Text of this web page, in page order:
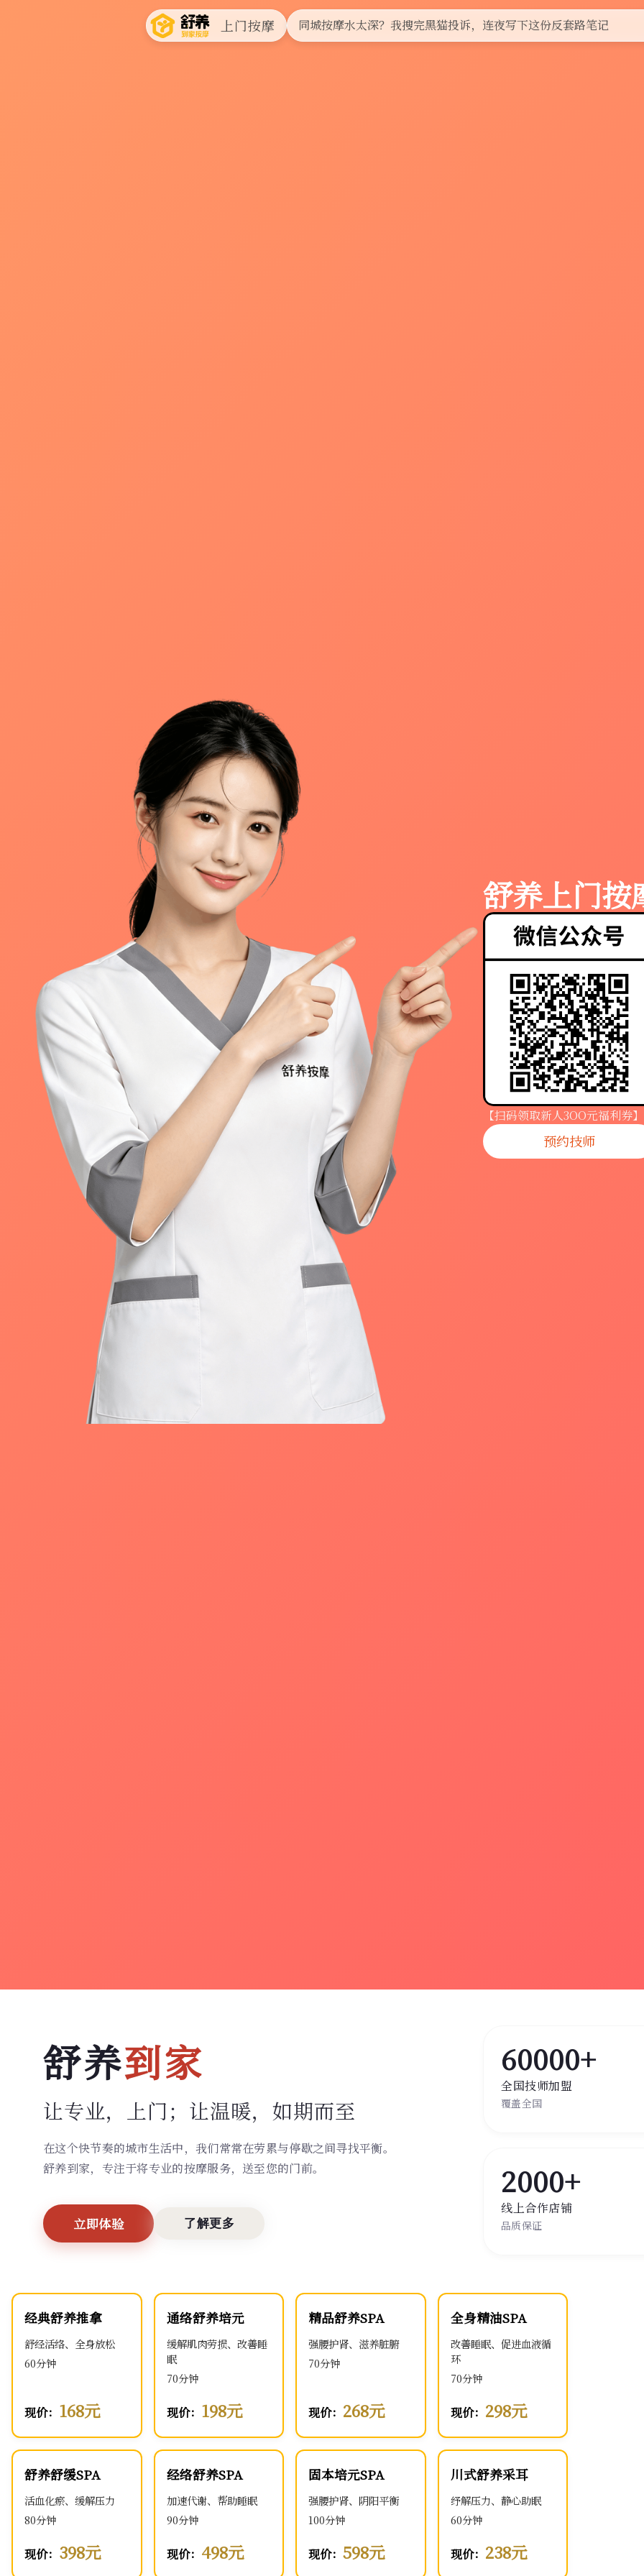
上门按摩 同城按摩水太深？我搜完黑猫投诉，连夜写下这份反套路笔记
舒养上门按
【扫码领取新人3OO元福利券】
预约技师
舒养到家
让专业，上门； 让温暖，如期而至
在这个快节奏的城市生活中，我们常常在劳累与停歇之间寻找平衡。
舒养到家，专注于将专业的按摩服务，送至您的门前。
立即体验 了解更多
60000+
全国技师加盟
覆盖全国
2000+
线上合作店铺
品质保证
经典舒养推拿
舒经活络、全身放松
60分钟
现价： 168元
通络舒养培元
缓解肌肉劳损、改善睡
眠
70分钟
现价： 198元
精品舒养SPA
强腰护肾、滋养脏腑
70分钟
现价： 268元
全身精油SPA
改善睡眠、促进血液循
环
70分钟
现价： 298元
舒养舒缓SPA
活血化瘀、缓解压力
80分钟
现价： 398元
经络舒养SPA
加速代谢、帮助睡眠
90分钟
现价： 498元
固本培元SPA
强腰护肾、阴阳平衡
100分钟
现价：598元
川式舒养采耳
纾解压力、静心助眠
60分钟
现价： 238元